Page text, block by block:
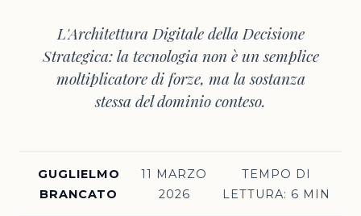
L'Architettura Digitale della Decisione
Strategica: la tecnologia non è un semplice
moltiplicatore di forze, ma la sostanza
stessa del dominio conteso.
GUGLIELMO
BRANCATO
11 MARZO
2026
TEMPO DI
LETTURA: 6 MIN